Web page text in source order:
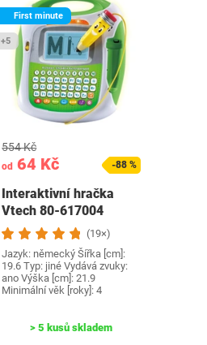
First minute
+5
od 64 Kč
554 Kč
-88 %
Interaktivní hračka
Vtech 80-617004
(19×)
Jazyk: německý Šířka [cm]:
19.6 Typ: jiné Vydává zvuky:
ano Výška [cm]: 21.9
Minimální věk [roky]: 4
> 5 kusů skladem